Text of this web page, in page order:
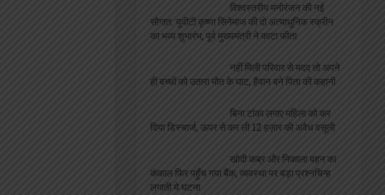
विश्वस्तरीय मनोरंजन की नई
सौगात: यूवीटी कृष्णा सिनेमाज की दो अत्याधुनिक स्क्रीन
का भव्य शुभारंभ, पूर्व मुख्यमंत्री ने काटा फीता
नहीं मिली परिवार से मदद तो अपने
ही बच्चों को उतारा मौत के घाट, हैवान बने पिता की कहानी
बिना टांका लगाए महिला को कर
दिया डिस्चार्ज, ऊपर से कर ली 12 हज़ार की अवैध वसूली
खोदी कब्र और निकाला बहन का
कंकाल फिर पहुँच गया बैंक, व्यवस्था पर बड़ा प्रश्नचिन्ह
लगाती ये घटना